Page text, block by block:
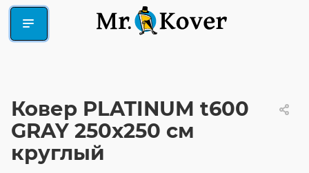
Ковер PLATINUM t600
GRAY 250x250 см
круглый